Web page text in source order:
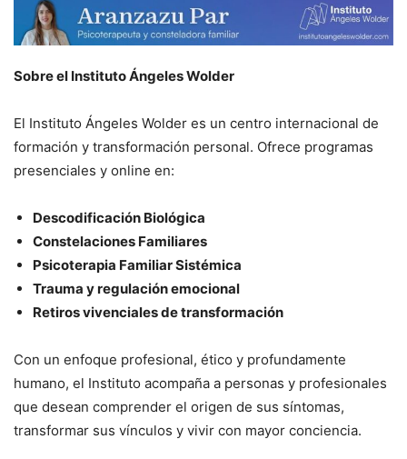
Sobre el Instituto Ángeles Wolder
El Instituto Ángeles Wolder es un centro internacional de
formación y transformación personal. Ofrece programas
presenciales y online en:
Descodificación Biológica
Constelaciones Familiares
Psicoterapia Familiar Sistémica
Trauma y regulación emocional
Retiros vivenciales de transformación
Con un enfoque profesional, ético y profundamente
humano, el Instituto acompaña a personas y profesionales
que desean comprender el origen de sus síntomas,
transformar sus vínculos y vivir con mayor conciencia.